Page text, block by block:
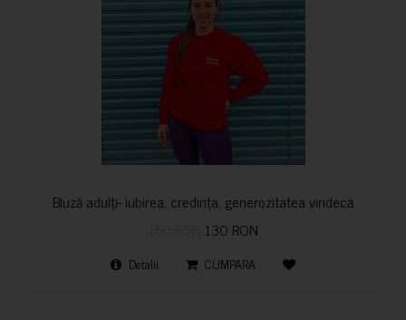
Bluză adulți- iubirea, credința, generozitatea vindecă
130 RON
Detalii CUMPARA